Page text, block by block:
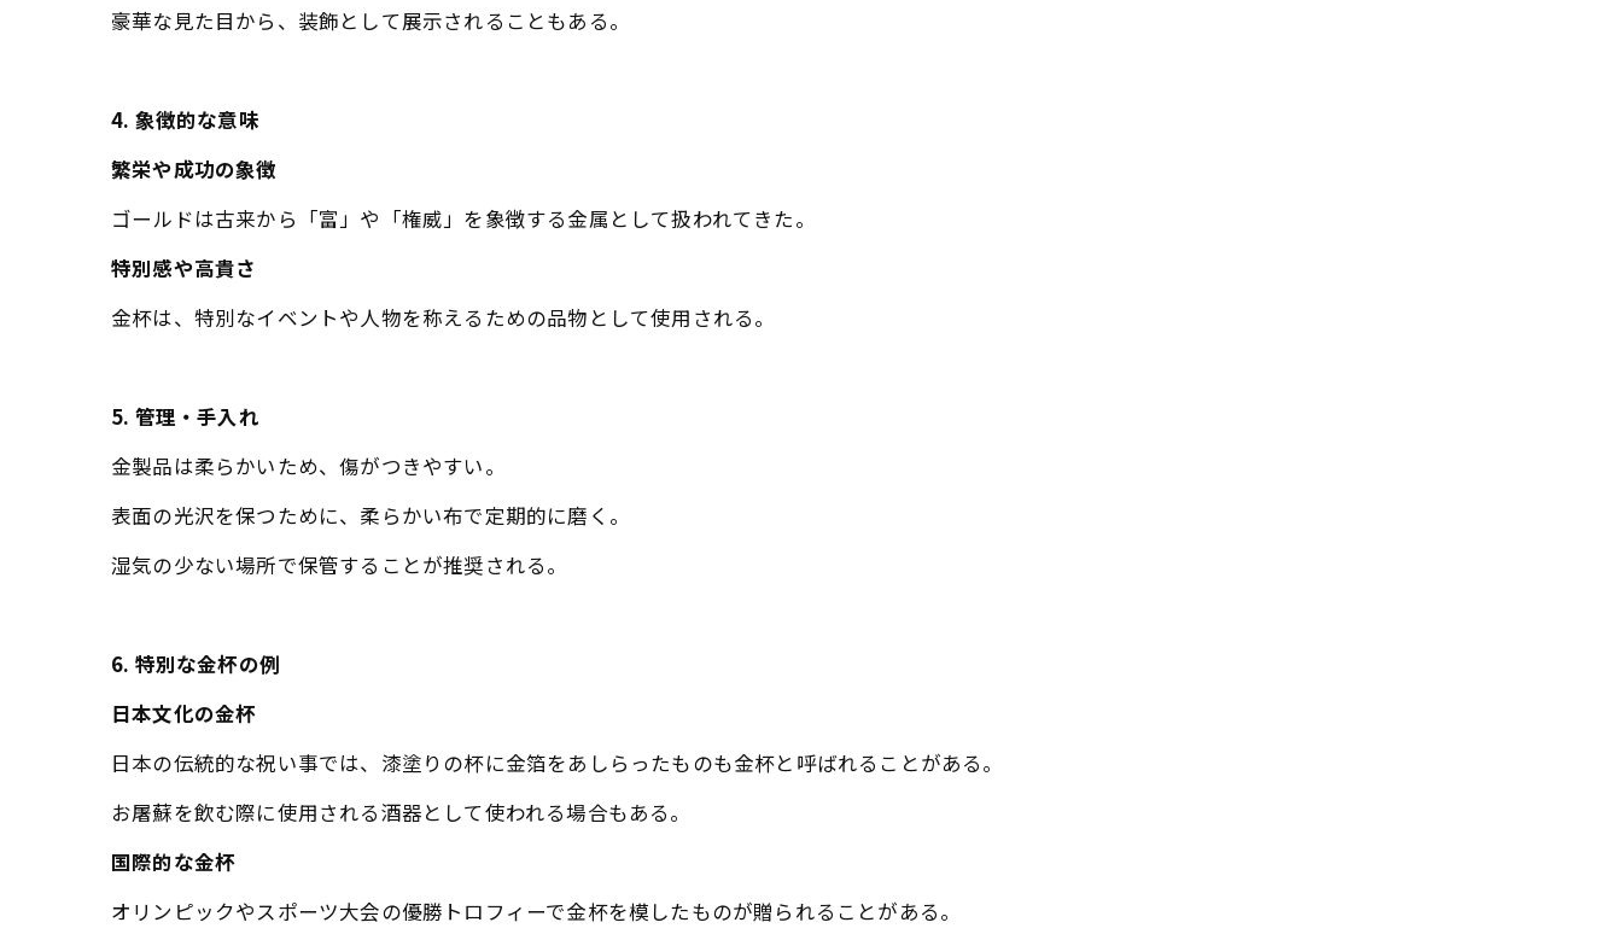
豪華な見た目から、装飾として展示されることもある。
4. 象徴的な意味
繁栄や成功の象徴
ゴールドは古来から「富」や「権威」を象徴する金属として扱われてきた。
特別感や高貴さ
金杯は、特別なイベントや人物を称えるための品物として使用される。
5. 管理・手入れ
金製品は柔らかいため、傷がつきやすい。
表面の光沢を保つために、柔らかい布で定期的に磨く。
湿気の少ない場所で保管することが推奨される。
6. 特別な金杯の例
日本文化の金杯
日本の伝統的な祝い事では、漆塗りの杯に金箔をあしらったものも金杯と呼ばれることがある。
お屠蘇を飲む際に使用される酒器として使われる場合もある。
国際的な金杯
オリンピックやスポーツ大会の優勝トロフィーで金杯を模したものが贈られることがある。